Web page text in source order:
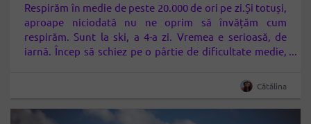
Respirăm în medie de peste 20.000 de ori pe zi.Și totuși,
aproape niciodată nu ne oprim să învățăm cum
respirăm. Sunt la ski, a 4-a zi. Vremea e serioasă, de
iarnă. Încep să schiez pe o pârtie de dificultate medie,
Cătălina